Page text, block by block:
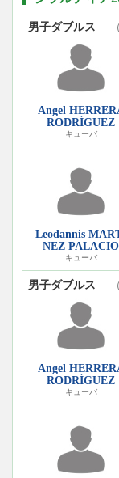
男子ダブルス
Angel
RODRÍGUEZ
キューバ
Leodannis
NEZ PALACIO
キューバ
男子ダブルス
Angel
RODRÍGUEZ
キューバ